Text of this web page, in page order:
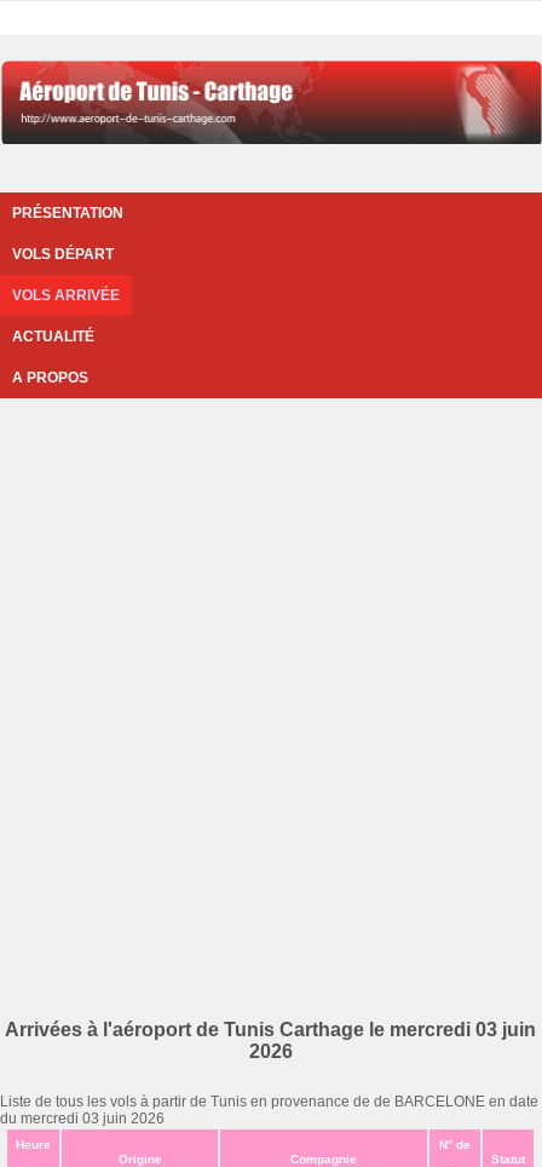
PRÉSENTATION
VOLS DÉPART
VOLS ARRIVÉE
ACTUALITÉ
A PROPOS
Arrivées à l'aéroport de Tunis Carthage le mercredi 03 juin
2026
Liste de tous les vols à partir de Tunis en provenance de de BARCELONE en date
du mercredi 03 juin 2026
Heure
Origine Compagnie
N° de
Statut